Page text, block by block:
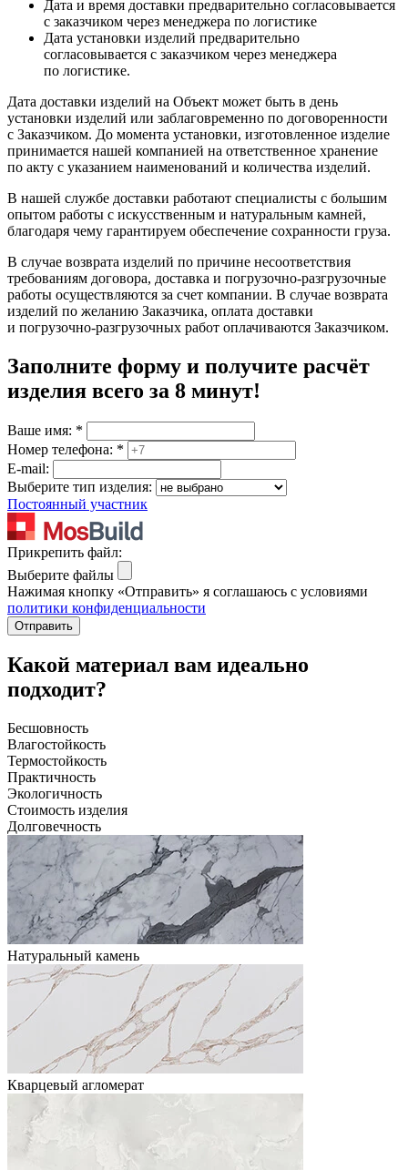
Дата и время доставки предварительно согласовывается
с заказчиком через менеджера по логистике
Дата установки изделий предварительно
согласовывается с заказчиком через менеджера
по логистике.
Дата доставки изделий на Объект может быть в день
установки изделий или заблаговременно по договоренности
с Заказчиком. До момента установки, изготовленное изделие
принимается нашей компанией на ответственное хранение
по акту с указанием наименований и количества изделий.
В нашей службе доставки работают специалисты с большим
опытом работы с искусственным и натуральным камней,
благодаря чему гарантируем обеспечение сохранности груза.
В случае возврата изделий по причине несоответствия
требованиям договора, доставка и погрузочно-разгрузочные
работы осуществляются за счет компании. В случае возврата
изделий по желанию Заказчика, оплата доставки
и погрузочно-разгрузочных работ оплачиваются Заказчиком.
Заполните форму и получите расчёт
изделия всего за 8 минут!
Ваше имя: *
Номер телефона: *
E-mail:
Выберите тип изделия:
Постоянный участник
Прикрепить файл:
Выберите файлы
Нажимая кнопку «Отправить» я соглашаюсь с условиями
политики конфиденциальности
Отправить
Какой материал вам идеально
подходит?
Бесшовность
Влагостойкость
Термостойкость
Практичность
Экологичность
Стоимость изделия
Долговечность
Натуральный камень
Кварцевый агломерат